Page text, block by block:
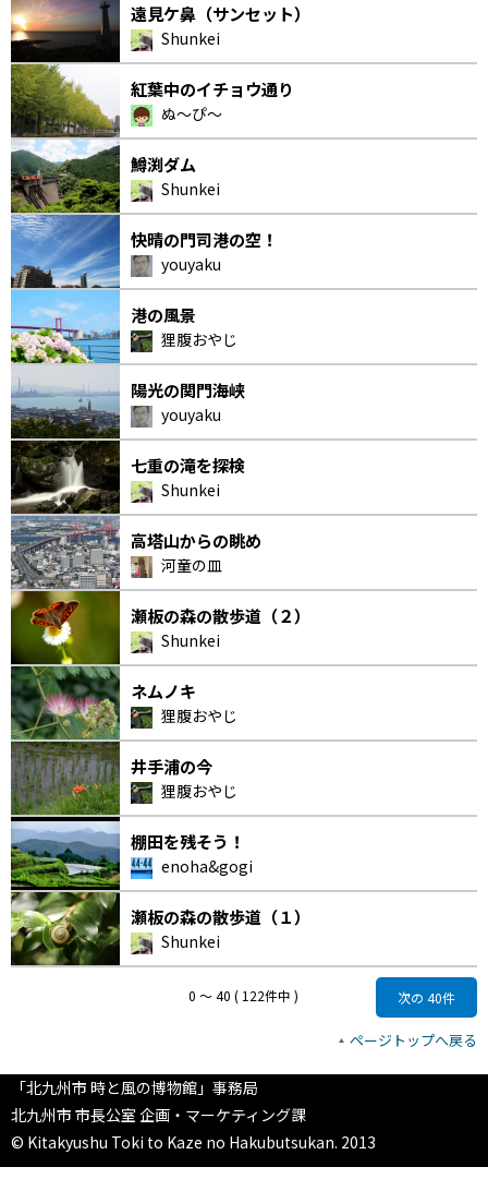
遠見ケ鼻（サンセット）
Shunkei
紅葉中のイチョウ通り
ぬ〜ぴ〜
鱒渕ダム
Shunkei
快晴の門司港の空！
youyaku
港の風景
狸腹おやじ
陽光の関門海峡
youyaku
七重の滝を探検
Shunkei
高塔山からの眺め
河童の皿
瀬板の森の散歩道（２）
Shunkei
ネムノキ
狸腹おやじ
井手浦の今
狸腹おやじ
棚田を残そう！
enoha&gogi
瀬板の森の散歩道（１）
Shunkei
0 〜 40 ( 122件中 ) 次の 40件
ページトップへ戻る
「北九州市 時と風の博物館」事務局
北九州市 市長公室 企画・マーケティング課
© Kitakyushu Toki to Kaze no Hakubutsukan. 2013